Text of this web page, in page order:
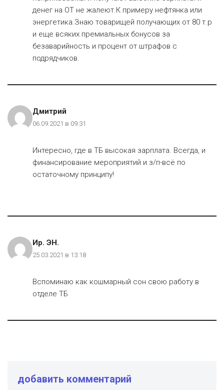
денег на ОТ не жалеют.К примеру нефтянка или
энергетика.Знаю товарищей получающих от 80 т.р
и еще всяких премиальных бонусов за
безаварийность и процент от штрафов с
подрядчиков.
Дмитрий
06.09.2021 в 09:31
Интересно, где в ТБ высокая зарплата. Всегда, и
финансирование мероприятий и з/п-всё по
остаточному принципу!
Ир. ЭН.
25.03.2021 в 13:18
Вспоминаю как кошмарный сон свою работу в
отделе ТБ
добавить комментарий